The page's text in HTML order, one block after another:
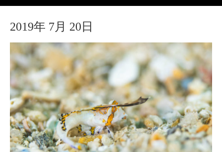
2019年 7月 20日